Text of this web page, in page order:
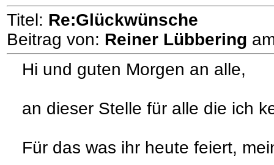
Titel: Re:Glückwünsche
Beitrag von: Reiner Lübbering
Hi und guten Morgen an alle,
an dieser Stelle für alle die ich
Für das was ihr heute feiert,